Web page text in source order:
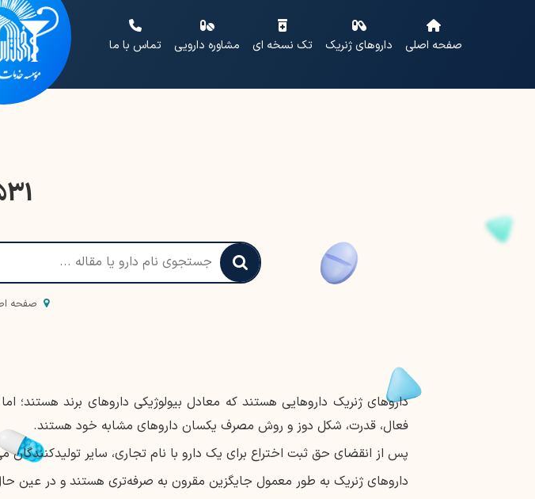
صفحه اصلی داروهای ژنریک تک نسخه ای مشاوره دارویی تماس با ما
صفحه
داروهای ژنریک داروهایی هستند که معادل بیولوژیکی داروهای برند هستند؛
فعال، قدرت، شکل دوز و روش مصرف یکسان داروهای مشابه خود هستند.
پس از انقضای حق ثبت اختراع برای یک دارو با نام تجاری، سایر تولیدکنندگان
داروهای ژنریک به طور معمول جایگزین مقرون به صرفه‌تری هستند و در عین